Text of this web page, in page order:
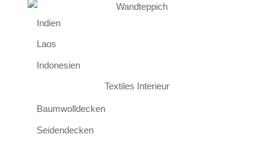
Indien
Laos
Indonesien
Textiles Interieur
Baumwolldecken
Seidendecken